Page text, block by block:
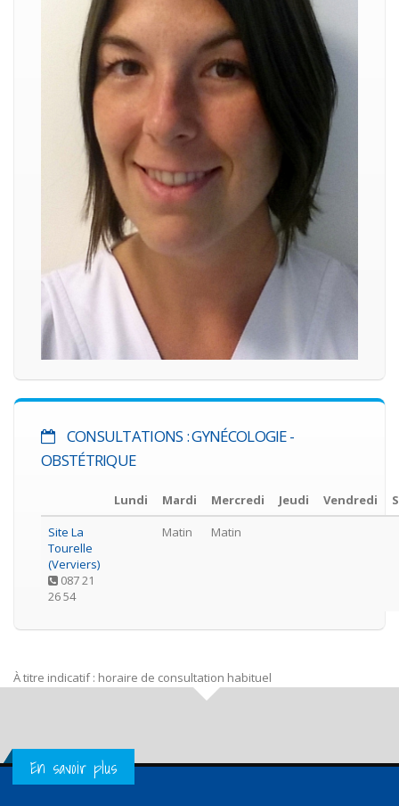
CONSULTATIONS : GYNÉCOLOGIE -
OBSTÉTRIQUE
Lundi Mardi Mercredi Jeudi Vendredi
Site La
Tourelle
(Verviers)
087 21
26 54
Matin Matin
À titre indicatif : horaire de consultation habituel
Get in Touch
En savoir plus